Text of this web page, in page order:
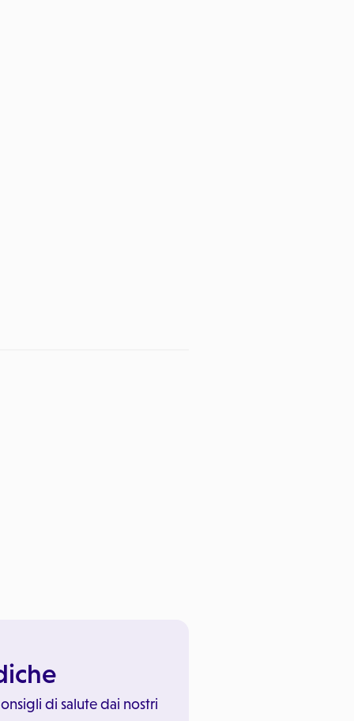
di salute dai nostri